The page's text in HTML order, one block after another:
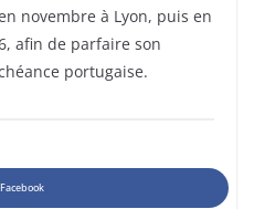
novembre à Lyon, puis en
afin de parfaire son
portugaise.
Facebook